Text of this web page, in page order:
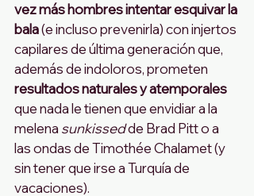
vez más hombres intentar esquivar la
bala (e incluso prevenirla) con injertos
capilares de última generación que,
además de indoloros, prometen
resultados naturales y atemporales
que nada le tienen que envidiar a la
melena sunkissed de Brad Pitt o a
las ondas de Timothée Chalamet (y
sin tener que irse a Turquía de
vacaciones).